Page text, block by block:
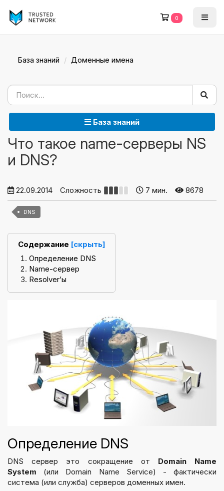
0
База знаний Доменные имена
База знаний
Что такое name-серверы NS
и DNS?
22.09.2014 Сложность 7 мин. 8678
DNS
Содержание [скрыть]
Определение DNS
Name-сервер
Resolver’ы
Определение DNS
DNS сервер это сокращение от Domain Name
System (или Domain Name Service) - фактически
система (или служба) серверов доменных имен.